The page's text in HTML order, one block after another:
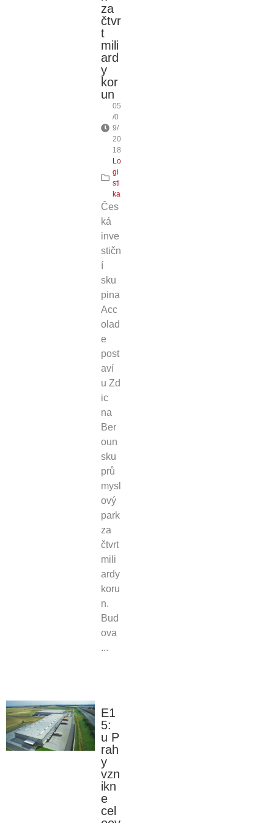
za
čtvr
t
mili
ard
y
kor
un
05
/0
9/
20
18
Lo
gi
sti
ka
Čes
ká
inve
stičn
í
sku
pina
Acc
olad
e
post
aví
u Zd
ic
na
Ber
oun
sku
prů
mysl
ový
park
za
čtvrt
mili
ardy
koru
n.
Bud
ova
...
E1
5:
u P
rah
y
vzn
ikn
e
cel